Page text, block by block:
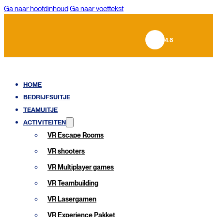
Ga naar hoofdinhoudGa naar voettekst
4.8
HOME
BEDRIJFSUITJE
TEAMUITJE
ACTIVITEITEN
VR Escape Rooms
VR shooters
VR Multiplayer games
VR Teambuilding
VR Lasergamen
VR Experience Pakket